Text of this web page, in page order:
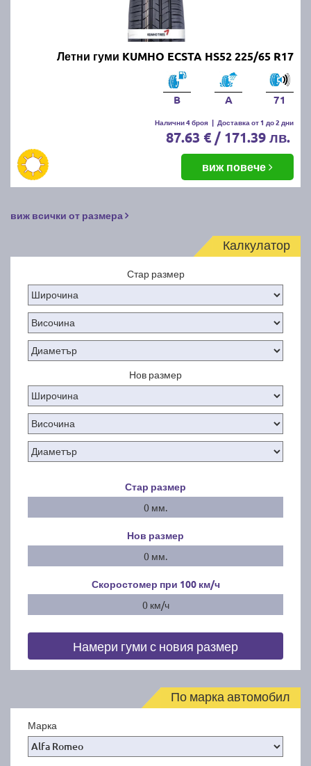
Летни гуми KUMHO ECSTA HS52 225/65 R17
B A 71
Налични 4 броя | Доставка от 1 до 2 дни
87.63 € / 171.39 лв.
виж повече
виж всички от размера
Калкулатор
Стар размер
Нов размер
Стар размер
0 мм.
Нов размер
0 мм.
Скоростомер при 100 км/ч
0 км/ч
Намери гуми с новия размер
По марка автомобил
Марка